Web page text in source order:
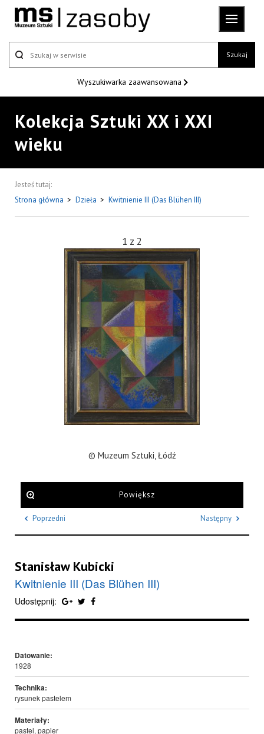
Szukaj
Wyszukiwarka zaawansowana
Kolekcja Sztuki XX i XXI
wieku
Jesteś tutaj:
Strona główna > Dzieła > Kwitnienie III (Das Blühen III)
1 z 2
© Muzeum Sztuki, Łódź
Powiększ
Poprzedni Następny
Stanisław Kubicki
Kwitnienie III (Das Blühen III)
Udostępnij:
Datowanie:
1928
Technika:
rysunek pastelem
Materiały:
pastel, papier